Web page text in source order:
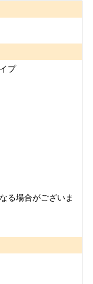
プ
る場合がございま